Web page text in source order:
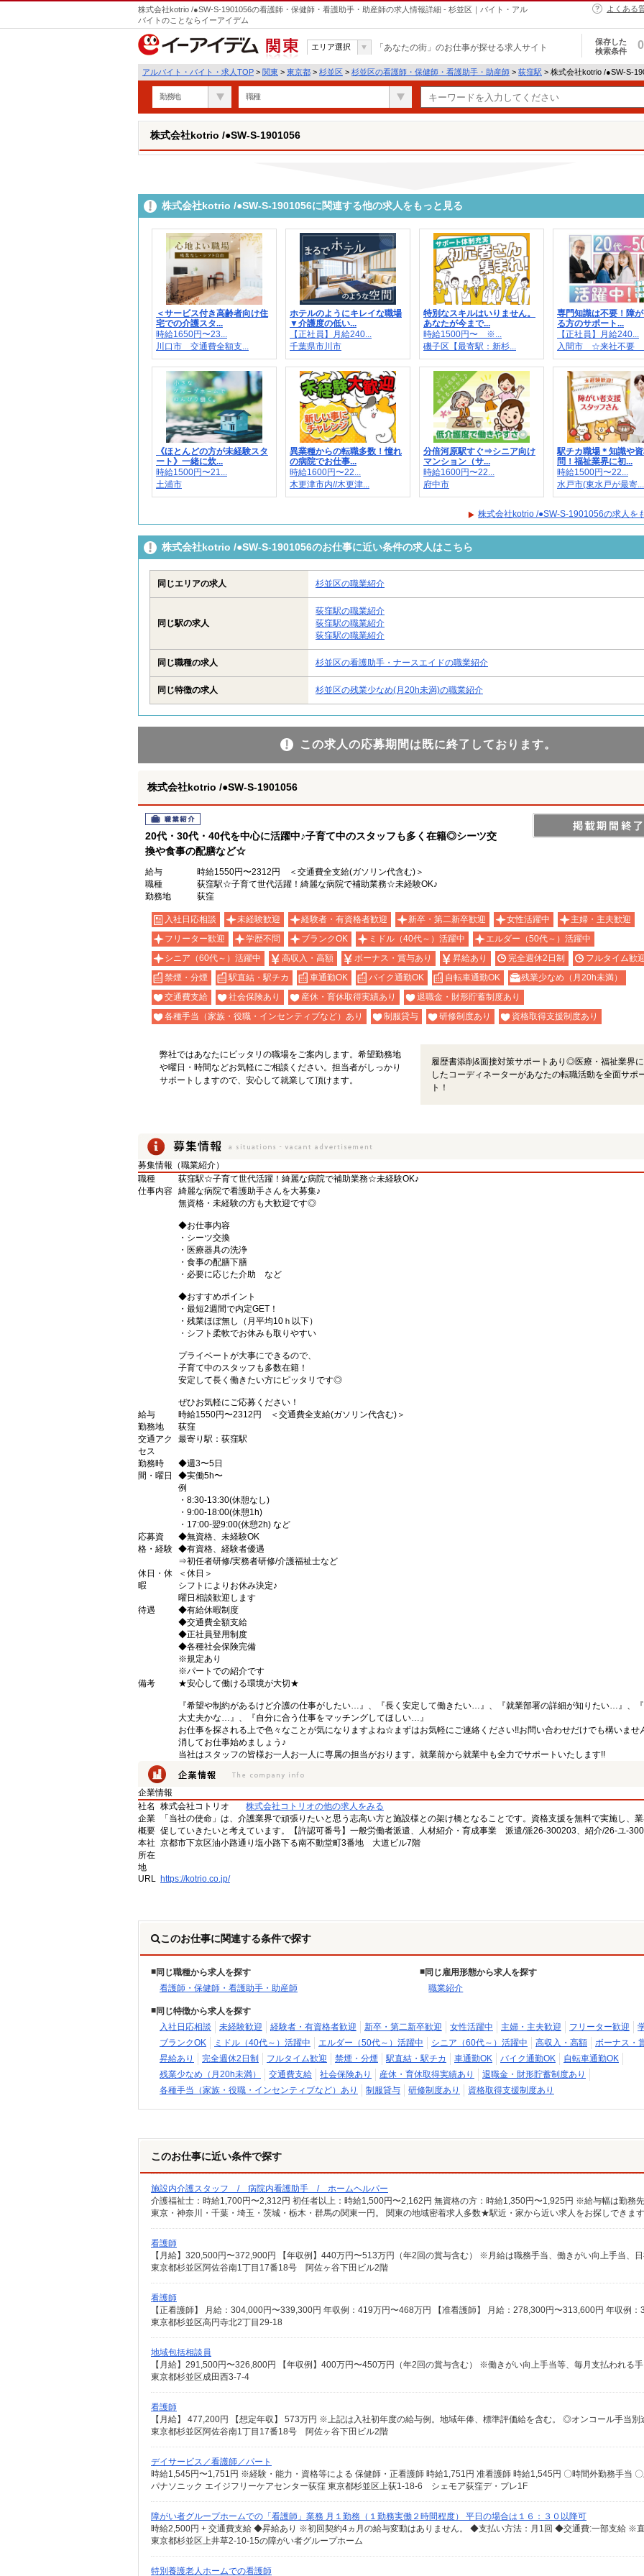
株式会社kotrio /●SW-S-1901056の看護師・保健師・看護助手・助産師の求人情報詳細 - 杉並区｜バイト・アル
バイトのことならイーアイデム
よくある
関東
エリア選択 「あなたの街」のお仕事が探せる求人サイト
保存した
検索条件
0
アルバイト・バイト・求人TOP > 関東 > 東京都 > 杉並区 > 杉並区の看護師・保健師・看護助手・助産師 > 荻窪駅 > 株式会社kotrio /●SW-S-
勤務地 職種
株式会社kotrio /●SW-S-1901056
株式会社kotrio /●SW-S-1901056に関連する他の求人をもっと見る
＜サービス付き高齢者向け住
宅での介護スタ...
時給1650円〜23...
川口市 交通費全額支...
ホテルのようにキレイな職場
▼介護度の低い...
【正社員】月給240...
千葉県市川市
特別なスキルはいりません。
あなたが今まで...
時給1500円〜 ※...
磯子区【最寄駅：新杉...
専門知識は不要！障
る方のサポート...
【正社員】月給240...
入間市 ☆来社不要
《ほとんどの方が未経験スタ
ート》一緒に炊...
時給1500円〜21...
土浦市
異業種からの転職多数！憧れ
の病院でお仕事...
時給1600円〜22...
木更津市内//木更津...
分倍河原駅すぐ⇒シニア向け
マンション（サ...
時給1600円〜22...
府中市
駅チカ職場＊知識や
問！福祉業界に初...
時給1500円〜22...
水戸市(東水戸が最寄...
株式会社kotrio /●SW-S-1901056の求人を
株式会社kotrio /●SW-S-1901056のお仕事に近い条件の求人はこちら
同じエリアの求人 杉並区の職業紹介
同じ駅の求人
荻窪駅の職業紹介
荻窪駅の職業紹介
荻窪駅の職業紹介
同じ職種の求人 杉並区の看護助手・ナースエイドの職業紹介
同じ特徴の求人 杉並区の残業少なめ(月20h未満)の職業紹介
この求人の応募期間は既に終了しております。
株式会社kotrio /●SW-S-1901056
職業紹介
20代・30代・40代を中心に活躍中♪子育て中のスタッフも多く在籍◎シーツ交
換や食事の配膳など☆
給与
時給1550円〜2312円 ＜交通費全支給(ガソリン代含む)＞
職種
荻窪駅☆子育て世代活躍！綺麗な病院で補助業務☆未経験OK♪
勤務地
荻窪
入社日応相談 未経験歓迎 経験者・有資格者歓迎 新卒・第二新卒歓迎 女性活躍中
主婦・主夫歓迎
フリーター歓迎
学歴不問 ブランクOK ミドル（40代～）活躍中
エルダー（50代～）活躍中
シニア（60代～）活躍中
高収入・高額 ボーナス・賞与あり 昇給あり 完全週休2日制
フルタイム歓
禁煙・分煙
駅直結・駅チカ 車通勤OK バイク通勤OK 自転車通勤OK
残業少なめ（月20h未満）
交通費支給
社会保険あり 産休・育休取得実績あり
退職金・財形貯蓄制度あり
各種手当（家族・役職・インセンティブなど）あり
制服貸与 研修制度あり 資格取得支援制度あり
弊社ではあなたにピッタリの職場をご案内します。希望勤務地
や曜日・時間などお気軽にご相談ください。担当者がしっかり
サポートしますので、安心して就業して頂けます。
履歴書添削&面接対策サポートあり◎医療・福祉業界
したコーディネーターがあなたの転職活動を全面サポ
ト！
募集情報（職業紹介）
職種
荻窪駅☆子育て世代活躍！綺麗な病院で補助業務☆未経験OK♪
仕事内容 綺麗な病院で看護助手さんを大募集♪
無資格・未経験の方も大歓迎です◎
◆お仕事内容
・シーツ交換
・医療器具の洗浄
・食事の配膳下膳
・必要に応じた介助 など
◆おすすめポイント
・最短2週間で内定GET！
・残業ほぼ無し（月平均10ｈ以下）
・シフト柔軟でお休みも取りやすい
プライベートが大事にできるので、
子育て中のスタッフも多数在籍！
安定して長く働きたい方にピッタリです◎
ぜひお気軽にご応募ください！
給与
時給1550円〜2312円 ＜交通費全支給(ガソリン代含む)＞
勤務地
荻窪
交通アク
セス
最寄り駅：荻窪駅
勤務時
間・曜日
◆週3〜5日
◆実働5h〜
例
・8:30-13:30(休憩なし)
・9:00-18:00(休憩1h)
・17:00-翌9:00(休憩2h) など
応募資
格・経験
◆無資格、未経験OK
◆有資格、経験者優遇
⇒初任者研修/実務者研修/介護福祉士など
休日・休
暇
＜休日＞
シフトによりお休み決定♪
曜日相談歓迎します
待遇
◆有給休暇制度
◆交通費全額支給
◆正社員登用制度
◆各種社会保険完備
※規定あり
※パートでの紹介です
備考
★安心して働ける環境が大切★
『希望や制約があるけど介護の仕事がしたい…』、『長く安定して働きたい…』、『就業部署の詳細が知りたい…』、
大丈夫かな…』、『自分に合う仕事をマッチングしてほしい…』
お仕事を探される上で色々なことが気になりますよね☆まずはお気軽にご連絡ください!!お問い合わせだけでも構いませ
消してお仕事始めましょう♪
当社はスタッフの皆様お一人お一人に専属の担当がおります。就業前から就業中も全力でサポートいたします!!
企業情報
社名
株式会社コトリオ
株式会社コトリオの他の求人をみる
企業
概要
「当社の使命」は、介護業界で頑張りたいと思う志高い方と施設様との架け橋となることです。資格支援を無料で実施し、
促していきたいと考えています。【許認可番号】一般労働者派遣、人材紹介・育成事業 派遣/派26-300203、紹介/26-ユ-
本社
所在
地
京都市下京区油小路通り塩小路下る南不動堂町3番地 大道ビル7階
URL https://kotrio.co.jp/
このお仕事に関連する条件で探す
同じ職種から求人を探す
看護師・保健師・看護助手・助産師
同じ雇用形態から求人を探す
職業紹介
同じ特徴から求人を探す
入社日応相談
未経験歓迎 経験者・有資格者歓迎 新卒・第二新卒歓迎 女性活躍中 主婦・主夫歓迎 フリーター歓迎
ブランクOK
ミドル（40代～）活躍中 エルダー（50代～）活躍中 シニア（60代～）活躍中 高収入・高額
ボーナス・
昇給あり
完全週休2日制 フルタイム歓迎 禁煙・分煙 駅直結・駅チカ 車通勤OK バイク通勤OK
自転車通勤OK
残業少なめ（月20h未満）
交通費支給 社会保険あり 産休・育休取得実績あり
退職金・財形貯蓄制度あり
各種手当（家族・役職・インセンティブなど）あり
制服貸与 研修制度あり 資格取得支援制度あり
このお仕事に近い条件で探す
施設内介護スタッフ / 病院内看護助手 / ホームヘルパー
東京・神奈川・千葉・埼玉・茨城・栃木・群馬の関東一円。 関東の地域密着求人多数★駅近・家から近い求人をお探しできま
看護師
東京都杉並区阿佐谷南1丁目17番18号 阿佐ヶ谷下田ビル2階
看護師
東京都杉並区高円寺北2丁目29-18
地域包括相談員
東京都杉並区成田西3-7-4
看護師
東京都杉並区阿佐谷南1丁目17番18号 阿佐ヶ谷下田ビル2階
デイサービス／看護師／パート
パナソニック エイジフリーケアセンター荻窪 東京都杉並区上荻1-18-6 シェモア荻窪デ・プレ1F
障がい者グループホームでの「看護師」業務 月１勤務（１勤務実働２時間程度） 平日の場合は１６：３０以降可
東京都杉並区上井草2-10-15の障がい者グループホーム
特別養護老人ホームでの看護師